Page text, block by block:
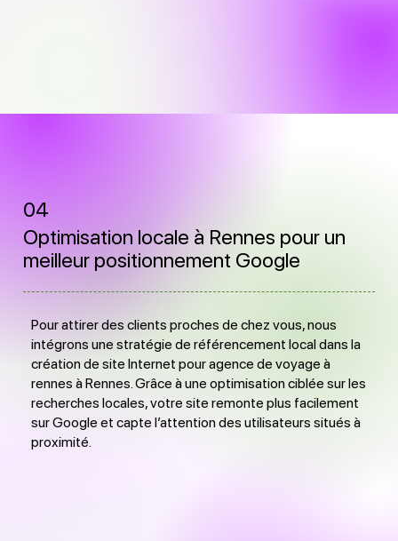
04
Optimisation locale à Rennes pour un
meilleur positionnement Google
Pour attirer des clients proches de chez vous, nous
intégrons une stratégie de référencement local dans la
création de site Internet pour agence de voyage à
rennes à Rennes. Grâce à une optimisation ciblée sur les
recherches locales, votre site remonte plus facilement
sur Google et capte l’attention des utilisateurs situés à
proximité.